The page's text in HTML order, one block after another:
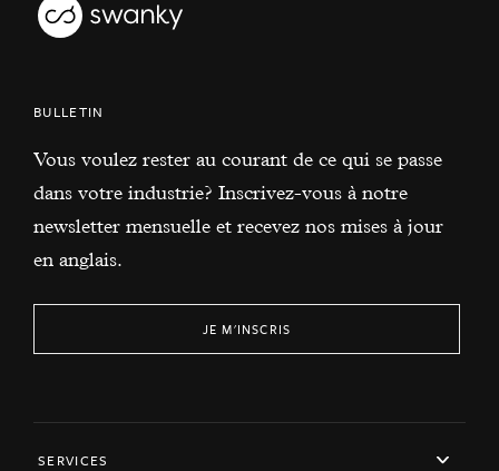
BULLETIN
Vous voulez rester au courant de ce qui se passe
dans votre industrie? Inscrivez-vous à notre
newsletter mensuelle et recevez nos mises à jour
en anglais.
JE M'INSCRIS
SERVICES